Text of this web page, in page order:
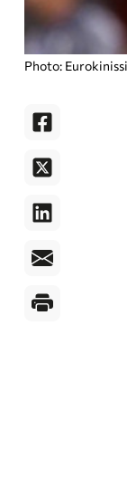
Photo: Eurokinissi